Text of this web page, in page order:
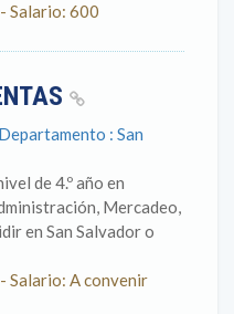
Salario: 600
: San
de 4.º año en
Mercadeo,
en San Salvador o
Salario: A convenir